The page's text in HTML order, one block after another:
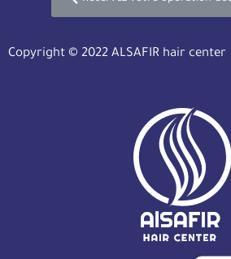
Copyright © 2022 ALSAFIR hair center